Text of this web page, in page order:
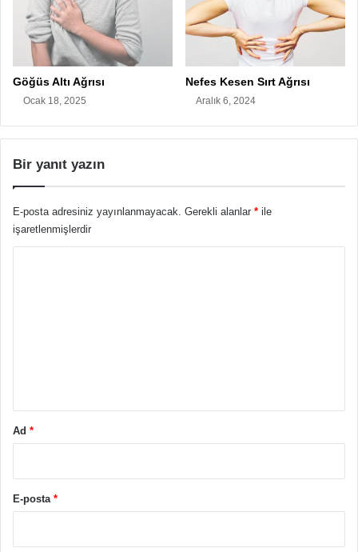
Göğüs Altı Ağrısı
Ocak 18, 2025
Nefes Kesen Sırt Ağrısı
Aralık 6, 2024
Bir yanıt yazın
E-posta adresiniz yayınlanmayacak. Gerekli alanlar * ile
işaretlenmişlerdir
Ad *
E-posta *